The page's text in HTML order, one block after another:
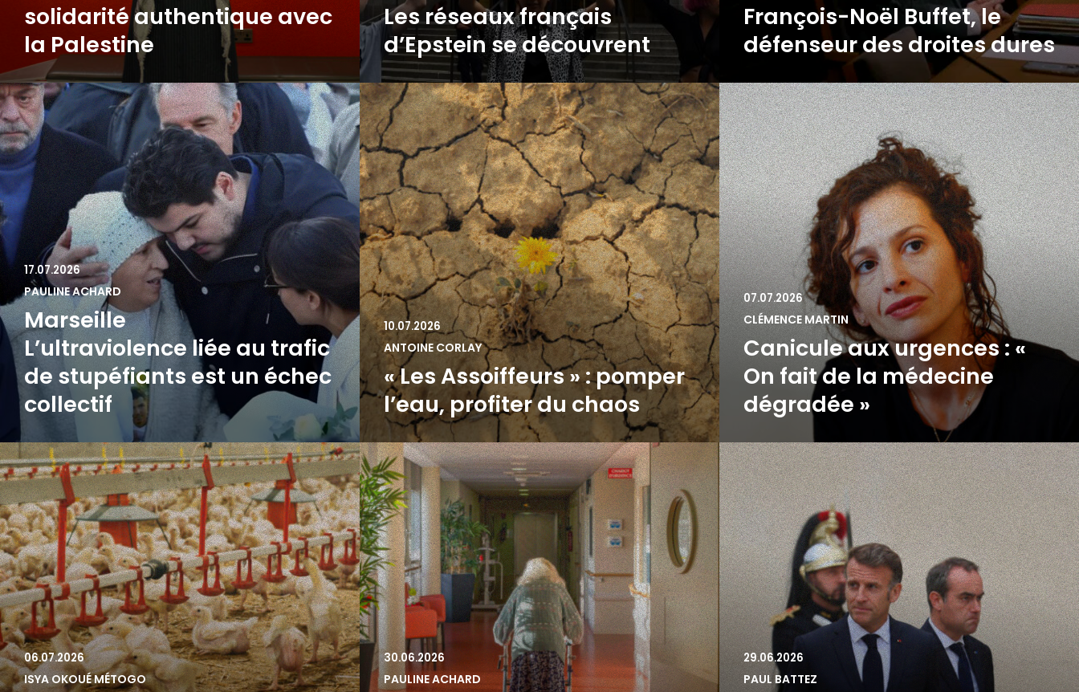
solidarité authentique avec
la Palestine
Les réseaux français
d’Epstein se découvrent
François-Noël Buffet, le
défenseur des droites dures
17.07.2026
PAULINE ACHARD
Marseille
L’ultraviolence liée au trafic
de stupéfiants est un échec
collectif
10.07.2026
ANTOINE CORLAY
« Les Assoiffeurs » : pomper
l’eau, profiter du chaos
07.07.2026
CLÉMENCE MARTIN
Canicule aux urgences : «
On fait de la médecine
dégradée »
06.07.2026
ISYA OKOUÉ MÉTOGO
30.06.2026
PAULINE ACHARD
29.06.2026
PAUL BATTEZ